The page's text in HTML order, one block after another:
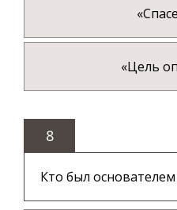
«Цель
8
Кто был